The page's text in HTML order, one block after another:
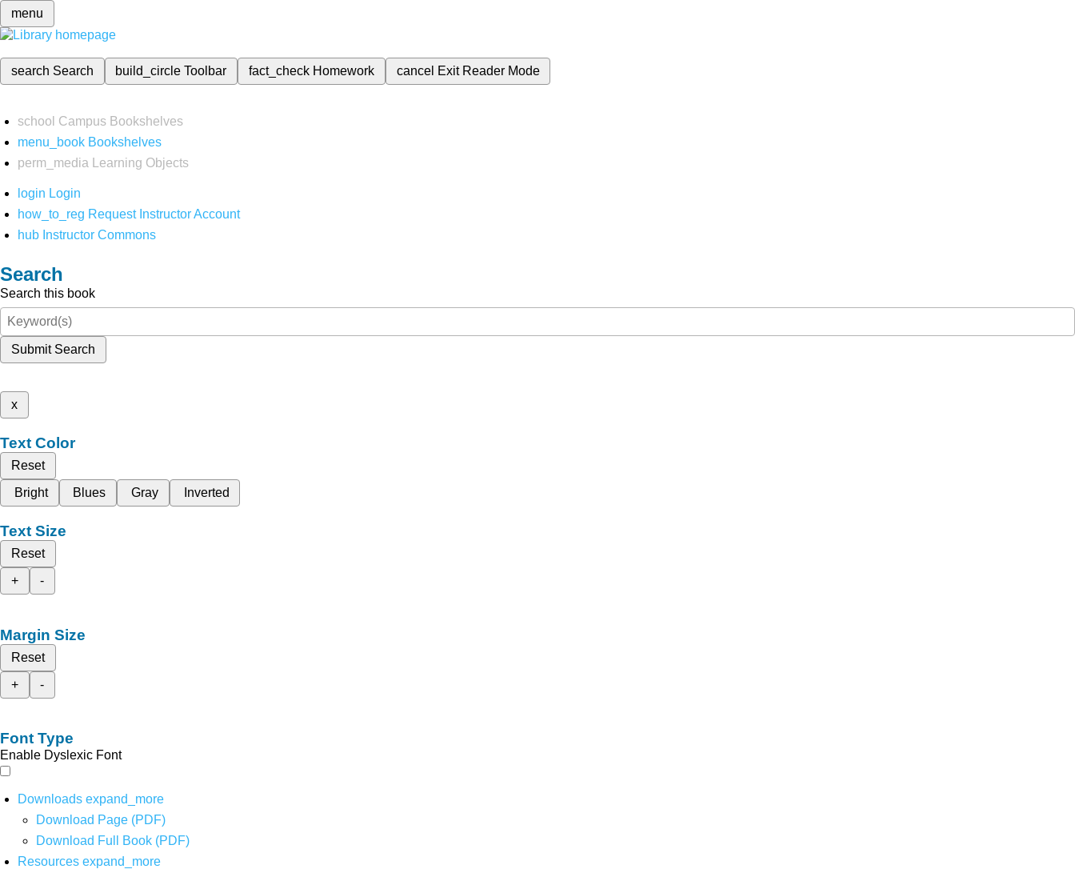
menu
search Search build_circleToolbar fact_check Homework cancel Exit Reader Mode
school Campus Bookshelves
menu_book Bookshelves
perm_media
Learning Objects
login Login
how_to_reg Request Instructor Account
hub Instructor Commons
Search
Search this book
Submit Search
x
Text Color
Reset
Bright
Blues Gray Inverted
Text Size
Reset
+
-
Margin Size
Reset
+
-
Font Type
Enable Dyslexic Font
Downloads expand_more
Download Page (PDF)
Download Full Book (PDF)
Resources expand_more